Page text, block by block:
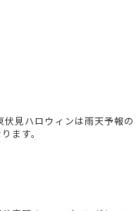
伏見ハロウィンは雨天予報の
ます。